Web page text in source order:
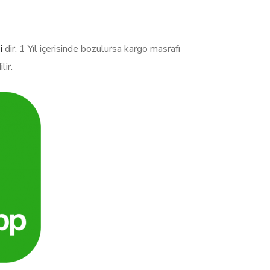
dir. 1 Yıl içerisinde bozulursa kargo masrafı